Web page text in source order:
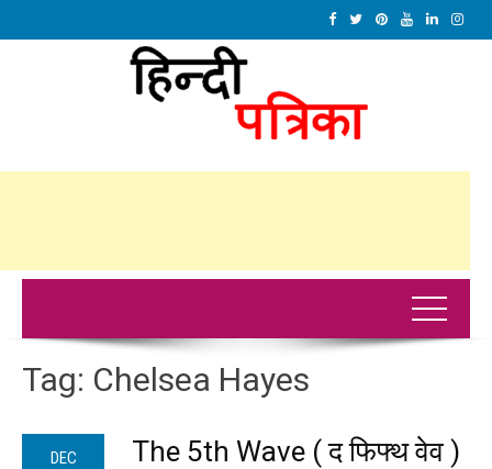
Tag: Chelsea Hayes
DEC
The 5th Wave ( द फिफ्थ वेव )